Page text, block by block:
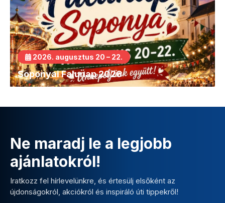
2026. augusztus 20 – 22.
Soponyai Falunap 2026
Ne maradj le a legjobb
ajánlatokról!
Iratkozz fel hírlevelünkre, és értesülj elsőként az
újdonságokról, akciókról és inspiráló úti tippekről!